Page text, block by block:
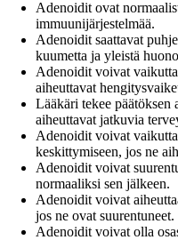
Adenoidit ovat
immuunijärjestelmää.
Adenoidit saattavat
kuumetta ja yleistä
Adenoidit voivat
aiheuttavat
Lääkäri tekee päätöksen
aiheuttavat jatkuvia
Adenoidit voivat
keskittymiseen, jos ne
Adenoidit voivat
normaaliksi sen jälkeen.
Adenoidit voivat
jos ne ovat suurentuneet.
Adenoidit voivat olla